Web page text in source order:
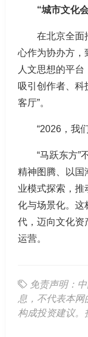
“城市文化
在北京全面
心作为协办方，
人文思想的平台
吸引创作者、科
客厅”。
“2026，我
“马跃东方”
精神图腾、以国
业模式探索，推
化与场景化。这
代，迈向文化资
运营。
免责声明：
息，不代表本网
构成投资建议。